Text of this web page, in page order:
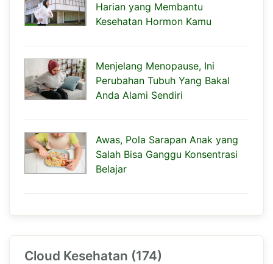
Harian yang Membantu
Kesehatan Hormon Kamu
Menjelang Menopause, Ini
Perubahan Tubuh Yang Bakal
Anda Alami Sendiri
Awas, Pola Sarapan Anak yang
Salah Bisa Ganggu Konsentrasi
Belajar
Cloud Kesehatan (174)